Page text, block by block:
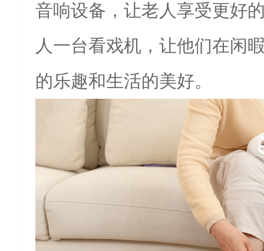
音响设备，让老人享受更好
人一台看戏机，让他们在闲
的乐趣和生活的美好。